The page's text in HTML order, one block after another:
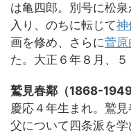
は亀四郎。別号に松
入り、のちに転じて神
画を修め、さらに菅原
た。大正６年８月、５
鷲見春鄰（1868-
慶応４年生まれ。鷲
父について四条派を